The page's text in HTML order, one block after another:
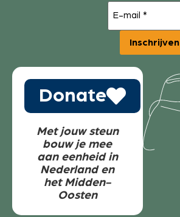
E-
mail(Vereist)
Inschrijven
Donate
Met jouw steun
bouw je mee
aan eenheid in
Nederland en
het Midden-
Oosten